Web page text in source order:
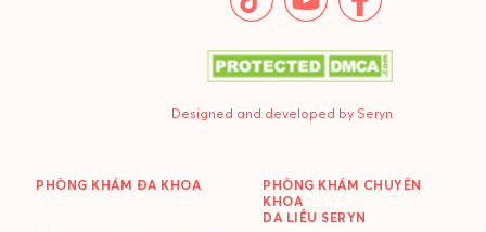
Designed and developed by Seryn
PHÒNG KHÁM ĐA KHOA
PHÒNG KHÁM CHUYÊN
KHOA
DA LIỄU SERYN